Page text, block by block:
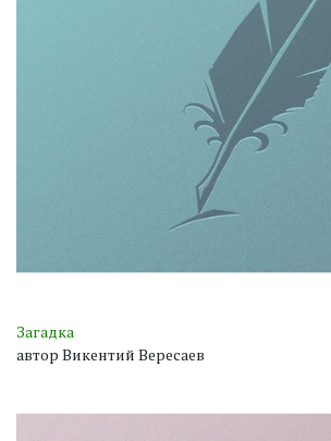
Загадка
автор Викентий Вересаев